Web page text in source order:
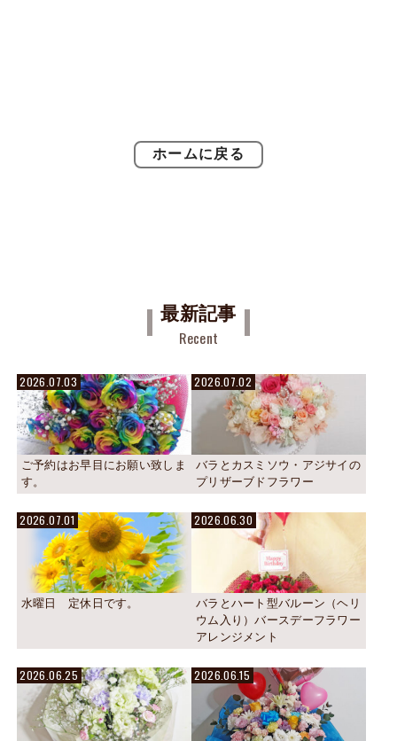
ホームに戻る
最新記事
Recent
2026.07.03
ご予約はお早目にお願い致しま
す。
2026.07.02
バラとカスミソウ・アジサイの
プリザーブドフラワー
2026.07.01
水曜日 定休日です。
2026.06.30
バラとハート型バルーン（ヘリ
ウム入り）バースデーフラワー
アレンジメント
2026.06.25 2026.06.15